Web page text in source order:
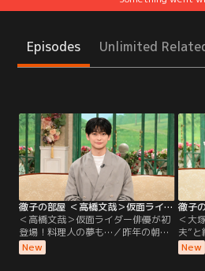
Episodes Unlimited
徹子の部屋 ＜高橋文哉＞仮面ライダー俳優が初登場！料理人の夢も…（2026/08/06放送分）
＜高橋文哉＞仮面ライダー俳優が初
登場！料理人の夢も…／昨年の朝ド
ラ「あんぱん」に出演し話題になっ
た若手実力派俳優の高橋文哉さんが
New
＜大
夫”
なん
る独
New